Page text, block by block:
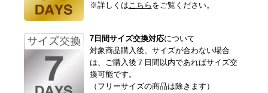
※詳しくはこちら をご覧ください。
7日間サイズ交換対応について
対象商品購入後、サイズが合わない場合
は、ご購入後７日間以内であればサイズ交
換可能です。
（フリーサイズの商品は除きます）